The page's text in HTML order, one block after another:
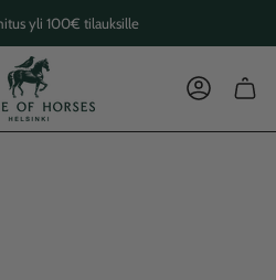
yli 100€ tilauksille